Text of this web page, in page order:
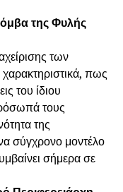
της Φυλής
των
πως
του ίδιου
τους
της
σύγχρονο μοντέλο
σήμερα σε